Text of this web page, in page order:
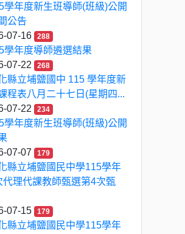
學年度新生班導師(班級)公開
公告
07-16
288
學年度導師遴選結果
07-22
268
縣立埔鹽國中 115 學年度新
程表八月二十七日(星期四...
07-22
234
學年度新生班導師(班級)公開
07-07
179
縣立埔鹽國民中學115學年
代理代課教師甄選第4次甄
07-15
179
縣立埔鹽國民中學115學年